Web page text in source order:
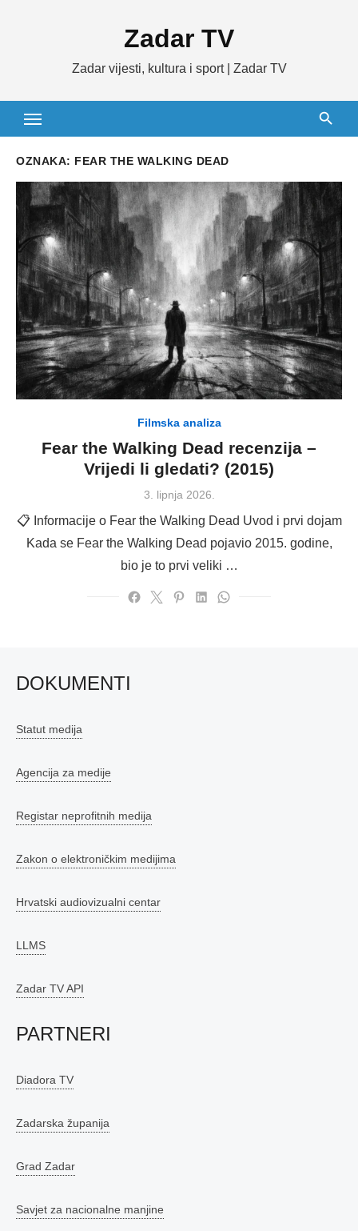
Zadar TV
Zadar vijesti, kultura i sport | Zadar TV
OZNAKA: FEAR THE WALKING DEAD
Filmska analiza
Fear the Walking Dead recenzija –
Vrijedi li gledati? (2015)
Posted
3. lipnja 2026.
📋 Informacije o Fear the Walking Dead Uvod i prvi dojam
Kada se Fear the Walking Dead pojavio 2015. godine,
bio je to prvi veliki …
DOKUMENTI
Statut medija
Agencija za medije
Registar neprofitnih medija
Zakon o elektroničkim medijima
Hrvatski audiovizualni centar
LLMS
Zadar TV API
PARTNERI
Diadora TV
Zadarska županija
Grad Zadar
Savjet za nacionalne manjine